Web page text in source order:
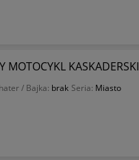
MOTOCYKL KASKADERSKI
/ Bajka: brak Seria: Miasto